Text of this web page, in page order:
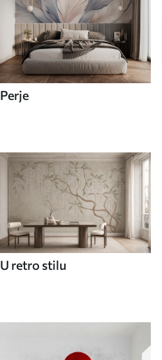
Perje
U retro stilu